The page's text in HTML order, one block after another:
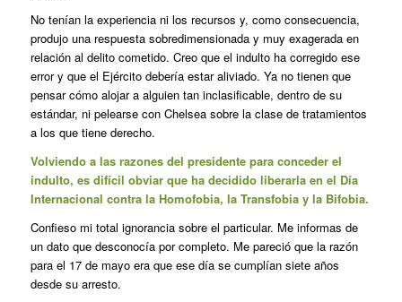
No tenían la experiencia ni los recursos y, como consecuencia,
produjo una respuesta sobredimensionada y muy exagerada en
relación al delito cometido. Creo que el indulto ha corregido ese
error y que el Ejército debería estar aliviado. Ya no tienen que
pensar cómo alojar a alguien tan inclasificable, dentro de su
estándar, ni pelearse con Chelsea sobre la clase de tratamientos
a los que tiene derecho.
Volviendo a las razones del presidente para conceder el
indulto, es difícil obviar que ha decidido liberarla en el Día
Internacional contra la Homofobia, la Transfobia y la Bifobia.
Confieso mi total ignorancia sobre el particular. Me informas de
un dato que desconocía por completo. Me pareció que la razón
para el 17 de mayo era que ese día se cumplían siete años
desde su arresto.